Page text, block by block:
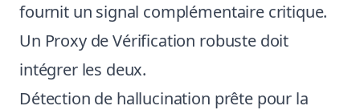
fournit un signal complémentaire critique.
Un Proxy de Vérification robuste doit
intégrer les deux.
Détection de hallucination prête pour la